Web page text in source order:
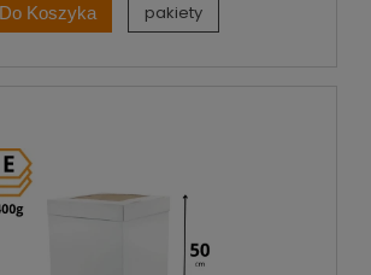
Do Koszyka pakiety